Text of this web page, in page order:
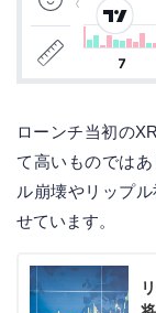
ローンチ当初の
て高いものでは
ル崩壊やリップ
せています。